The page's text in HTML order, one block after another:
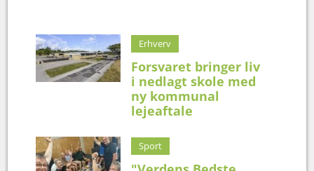
Erhverv
Forsvaret bringer liv
i nedlagt skole med
ny kommunal
lejeaftale
Sport